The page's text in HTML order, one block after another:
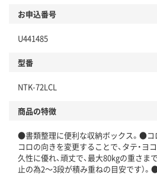
お申込番号
U441485
型番
NTK-72LCL
商品の特徴
●書類整理に便利な収納ボックス。●コ
コロの向きを変更することで、タテ・
久性に優れ、頑丈で、最大80kgの重さま
止の為2～3段が積み重ねの目安です）